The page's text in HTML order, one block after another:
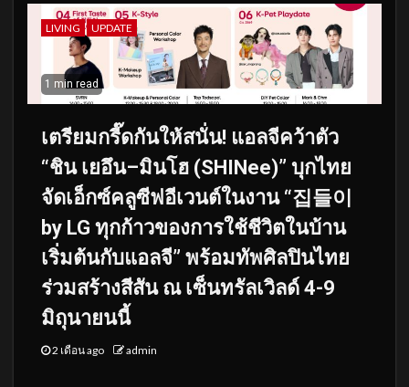
LIVING UPDATE
1 min read
เตรียมกรี๊ดกันให้สนั่น! แอลจีคว้าตัว
“ชิน เยอึน–มินโฮ (SHINee)” บุกไทย
จัดเอ็กซ์คลูซีฟอีเวนต์ในงาน “집들이
by LG ทุกก้าวของการใช้ชีวิตในบ้าน
เริ่มต้นกับแอลจี” พร้อมทัพศิลปินไทย
ร่วมสร้างสีสัน ณ เซ็นทรัลเวิลด์ 4-9
มิถุนายนนี้
2 เดือน ago admin